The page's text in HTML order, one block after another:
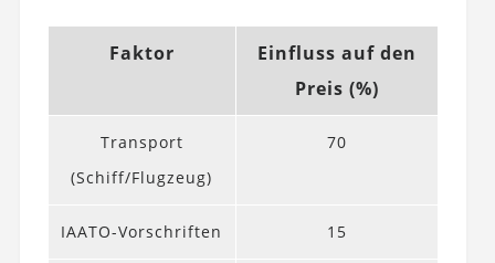
Faktor
Einfluss auf den
Preis (%)
Transport
(Schiff/Flugzeug)
70
IAATO-Vorschriften 15